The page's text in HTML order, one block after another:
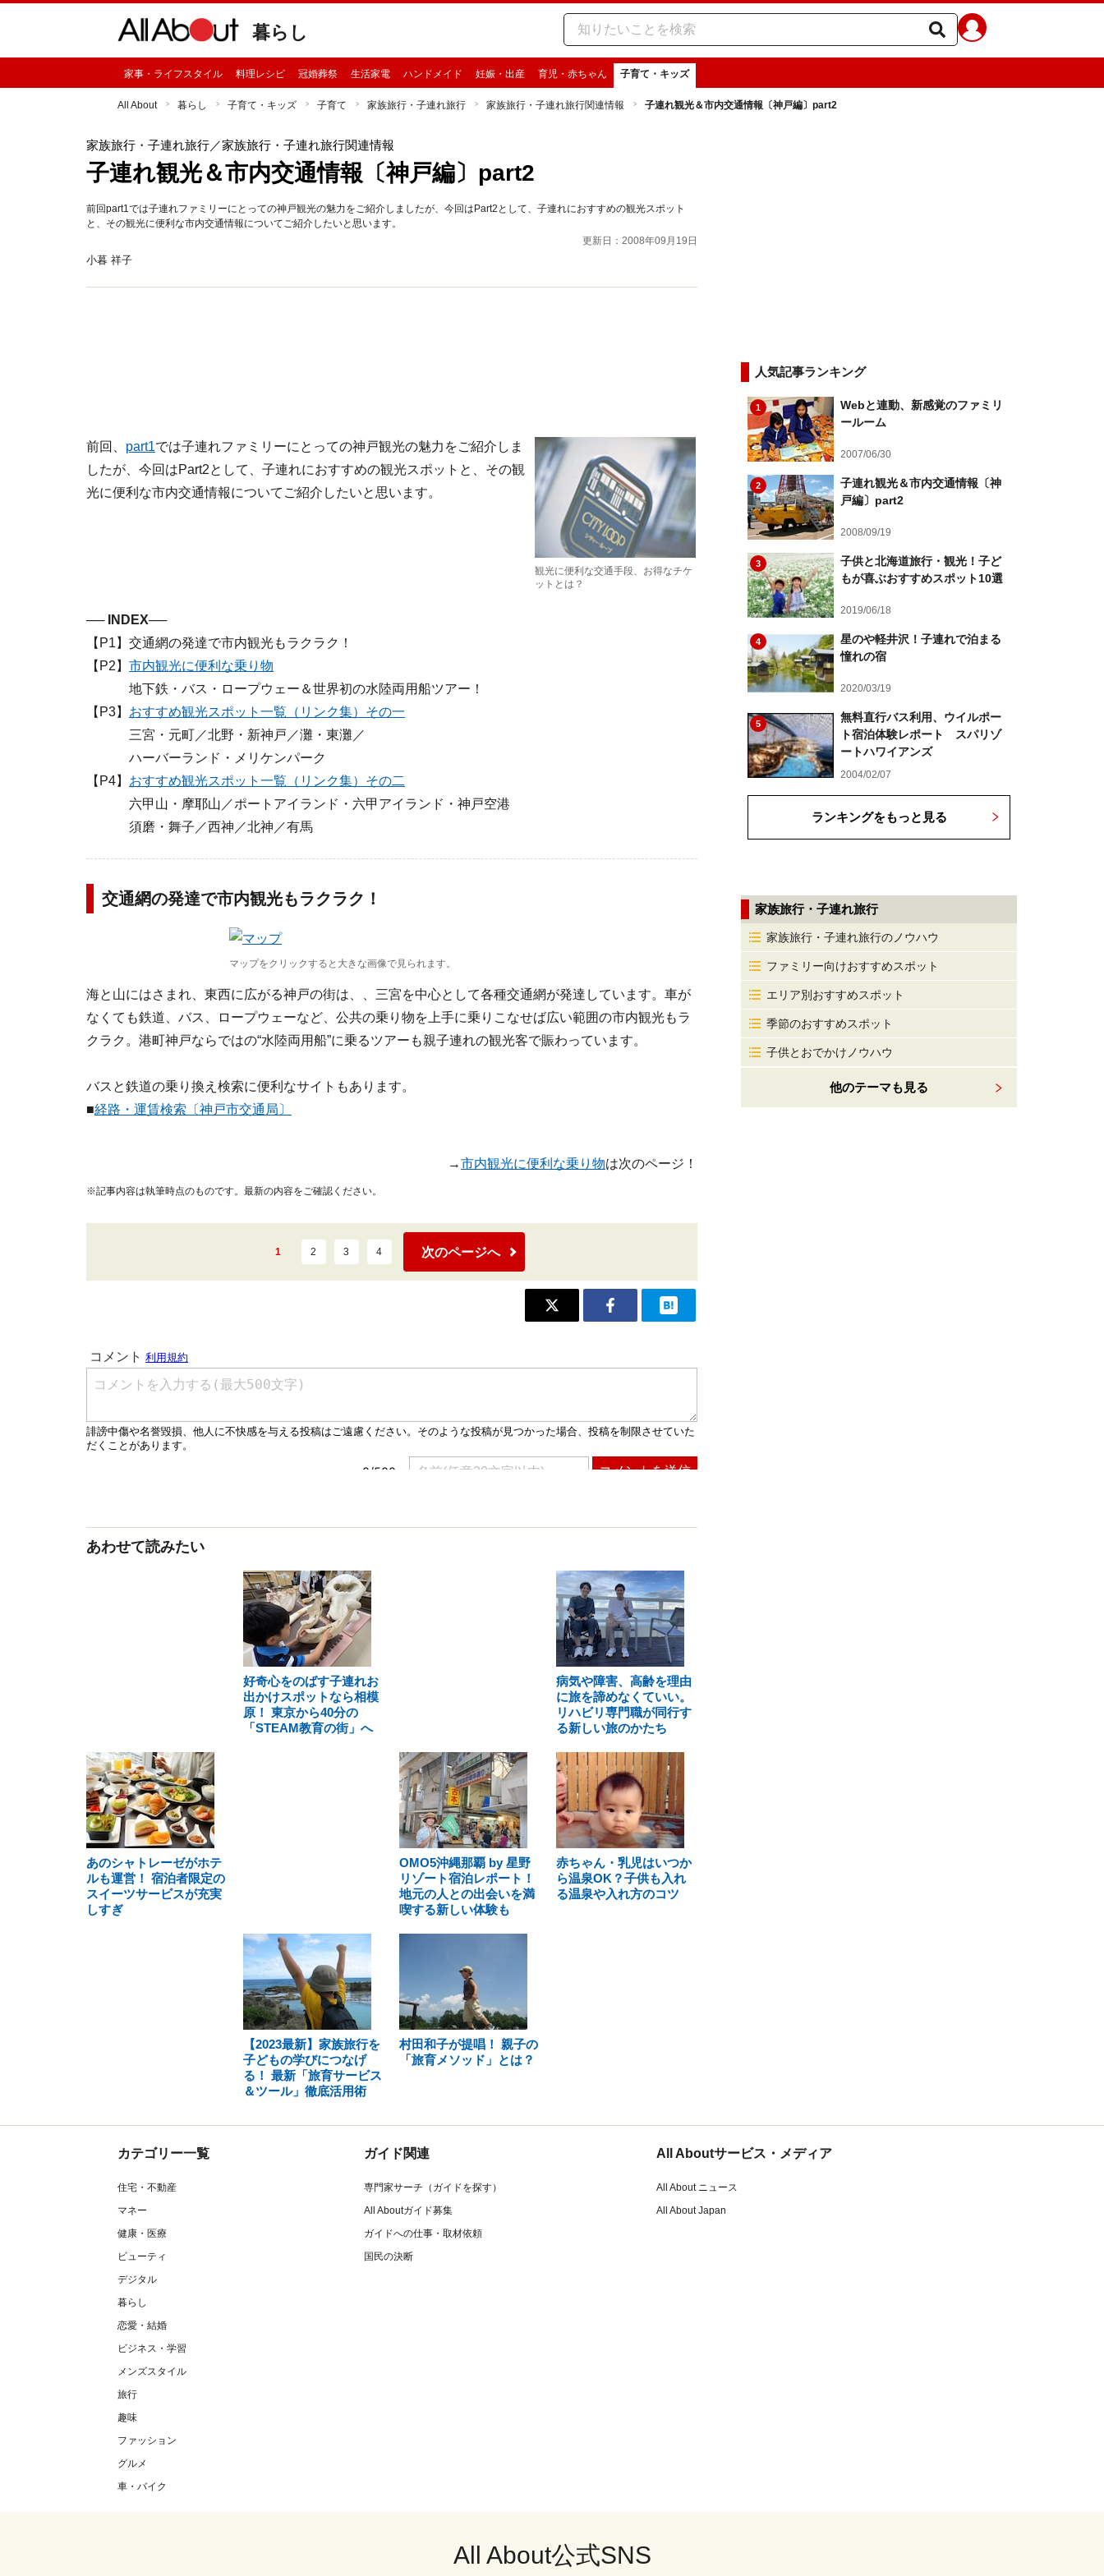
暮らし
家事・ライフスタイル 料理レシピ 冠婚葬祭 生活家電 ハンドメイド 妊娠・出産 育児・赤ちゃん 子育て・キッズ
All About 暮らし 子育て・キッズ 子育て 家族旅行・子連れ旅行 家族旅行・子連れ旅行関連情報 子連れ観光＆市内交通情報〔神戸編〕part2
家族旅行・子連れ旅行／家族旅行・子連れ旅行関連情報
子連れ観光＆市内交通情報〔神戸編〕part2
前回part1では子連れファミリーにとっての神戸観光の魅力をご紹介しましたが、今回はPart2として、子連れにおすすめの観光スポット
と、その観光に便利な市内交通情報についてご紹介したいと思います。
更新日：2008年09月19日
小暮 祥子
観光に便利な交通手段、お得なチケ
ットとは？
前回、 part1では子連れファミリーにとっての神戸観光の魅力をご紹介しま
したが、今回はPart2として、子連れにおすすめの観光スポットと、その観
光に便利な市内交通情報についてご紹介したいと思います。
── INDEX──
【P1】交通網の発達で市内観光もラクラク！
【P2】 市内観光に便利な乗り物
地下鉄・バス・ロープウェー＆世界初の水陸両用船ツアー！
【P3】 おすすめ観光スポット一覧（リンク集）その一
三宮・元町／北野・新神戸／灘・東灘／
ハーバーランド・メリケンパーク
【P4】 おすすめ観光スポット一覧（リンク集）その二
六甲山・摩耶山／ポートアイランド・六甲アイランド・神戸空港
須磨・舞子／西神／北神／有馬
交通網の発達で市内観光もラクラク！
マップをクリックすると大きな画像で見られます。
海と山にはさまれ、東西に広がる神戸の街は、、三宮を中心として各種交通網が発達しています。車が
なくても鉄道、バス、ロープウェーなど、公共の乗り物を上手に乗りこなせば広い範囲の市内観光もラ
クラク。港町神戸ならではの“水陸両用船”に乗るツアーも親子連れの観光客で賑わっています。
バスと鉄道の乗り換え検索に便利なサイトもあります。
■経路・運賃検索〔神戸市交通局〕
→市内観光に便利な乗り物は次のページ！
※記事内容は執筆時点のものです。最新の内容をご確認ください。
1 2 3 4 次のページへ
あわせて読みたい
好奇心をのばす子連れお
出かけスポットなら相模
原！ 東京から40分の
「STEAM教育の街」へ
病気や障害、高齢を理由
に旅を諦めなくていい。
リハビリ専門職が同行す
る新しい旅のかたち
あのシャトレーゼがホテ
ルも運営！ 宿泊者限定の
スイーツサービスが充実
しすぎ
OMO5沖縄那覇 by 星野
リゾート宿泊レポート！
地元の人との出会いを満
喫する新しい体験も
赤ちゃん・乳児はいつか
ら温泉OK？子供も入れ
る温泉や入れ方のコツ
【2023最新】家族旅行を
子どもの学びにつなげ
る！ 最新「旅育サービス
＆ツール」徹底活用術
村田和子が提唱！ 親子の
「旅育メソッド」とは？
人気記事ランキング
1
Webと連動、新感覚のファミリ
ールーム
2007/06/30
2
子連れ観光＆市内交通情報〔神
戸編〕part2
2008/09/19
3
子供と北海道旅行・観光！子ど
もが喜ぶおすすめスポット10選
2019/06/18
4
星のや軽井沢！子連れで泊まる
憧れの宿
2020/03/19
5
無料直行バス利用、ウイルポー
ト宿泊体験レポート スパリゾ
ートハワイアンズ
2004/02/07
ランキングをもっと見る
家族旅行・子連れ旅行
家族旅行・子連れ旅行のノウハウ
ファミリー向けおすすめスポット
エリア別おすすめスポット
季節のおすすめスポット
子供とおでかけノウハウ
他のテーマも見る
カテゴリー一覧
住宅・不動産
マネー
健康・医療
ビューティ
デジタル
暮らし
恋愛・結婚
ビジネス・学習
メンズスタイル
旅行
趣味
ファッション
グルメ
車・バイク
ガイド関連
専門家サーチ（ガイドを探す）
All Aboutガイド募集
ガイドへの仕事・取材依頼
国民の決断
All Aboutサービス・メディア
All About ニュース
All About Japan
All About公式SNS